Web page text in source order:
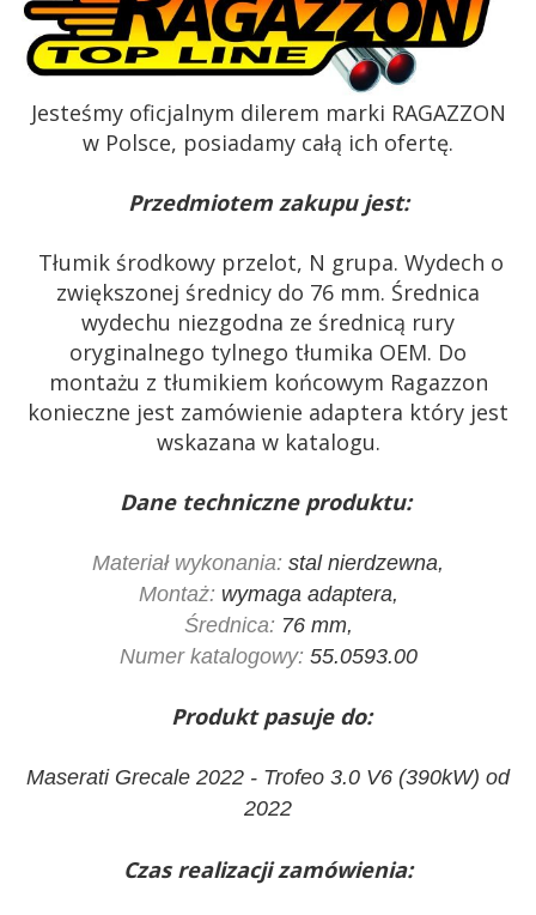
Jesteśmy oficjalnym dilerem marki RAGAZZON
w Polsce, posiadamy całą ich ofertę.
Przedmiotem zakupu jest:
Tłumik środkowy przelot, N grupa. Wydech o
zwiększonej średnicy do 76 mm. Średnica
wydechu niezgodna ze średnicą rury
oryginalnego tylnego tłumika OEM. Do
montażu z tłumikiem końcowym Ragazzon
konieczne jest zamówienie adaptera który jest
wskazana w katalogu.
Dane techniczne produktu:
Materiał wykonania: stal nierdzewna,
Montaż:wymaga adaptera,
Średnica:76 mm,
Numer katalogowy:55.0593.00
Produkt pasuje do:
Maserati Grecale 2022 - Trofeo 3.0 V6 (390kW) od
2022
Czas realizacji zamówienia: